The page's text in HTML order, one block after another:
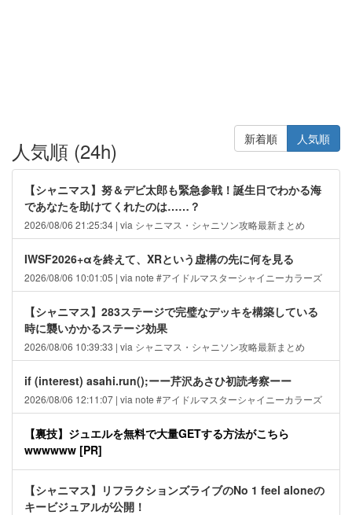
新着順 人気順
人気順 (24h)
【シャニマス】努＆デビ太郎も緊急参戦！誕生日でわかる海
であなたを助けてくれたのは……？
2026/08/06 21:25:34 | via シャニマス・シャニソン攻略最新まとめ
IWSF2026+αを終えて、XRという虚構の先に何を見る
2026/08/06 10:01:05 | via note #アイドルマスターシャイニーカラーズ
【シャニマス】283ステージで完璧なデッキを構築している
時に襲いかかるステージ効果
2026/08/06 10:39:33 | via シャニマス・シャニソン攻略最新まとめ
if (interest) asahi.run();ーー芹沢あさひ初読考察ーー
2026/08/06 12:11:07 | via note #アイドルマスターシャイニーカラーズ
【裏技】ジュエルを無料で大量GETする方法がこちら
wwwwww [PR]
【シャニマス】リフラクションズライブのNo 1 feel aloneの
キービジュアルが公開！